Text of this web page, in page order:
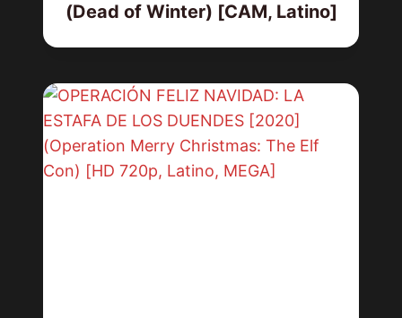
(Dead of Winter) [CAM, Latino]